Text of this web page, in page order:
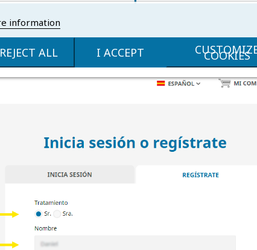
information
ALL I ACCEPT COOKIES